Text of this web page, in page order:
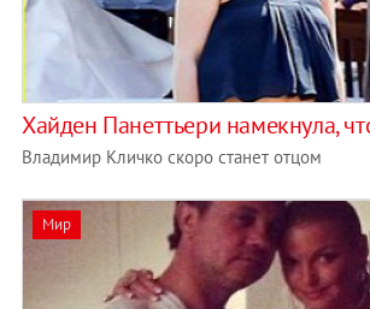
Хайден Панеттьери намекнула,
Владимир Кличко скоро станет отцом
Мир